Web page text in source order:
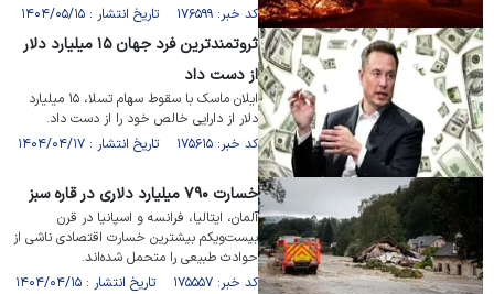
کد خبر: ۱۷۶۵۹۹ تاریخ انتشار : ۱۴۰۴/۰۵/۱۵
ثروتمندترین فرد جهان ۱۵ میلیارد دلار
از دست داد
ایلان ماسک با سقوط سهام تسلا، ۱۵ میلیارد
دلار از دارایی خالص خود را از دست داد.
کد خبر: ۱۷۵۶۱۵ تاریخ انتشار : ۱۴۰۴/۰۴/۱۷
خسارت ۷۹۰ میلیارد دلاری در قاره سبز
آلمان، ایتالیا، فرانسه و اسپانیا در قرن
بیست‌ویکم بیشترین خسارت اقتصادی ناشی از
حوادث طبیعی را متحمل شده‌اند.
کد خبر: ۱۷۵۵۵۷ تاریخ انتشار : ۱۴۰۴/۰۴/۱۵